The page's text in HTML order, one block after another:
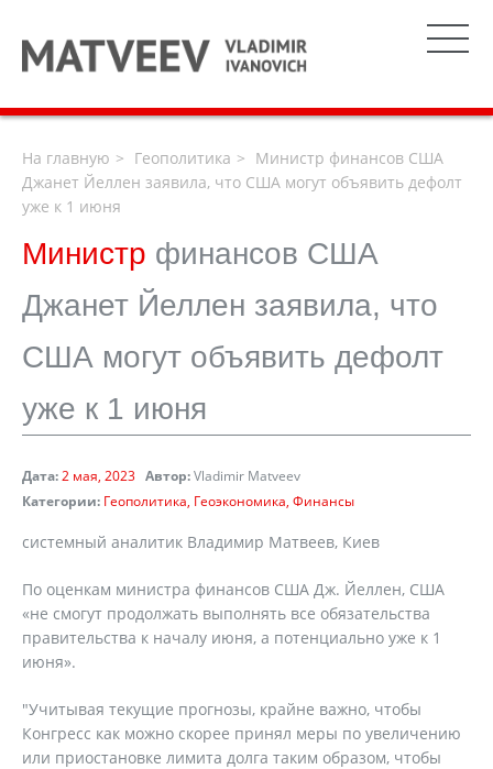
На главную Геополитика
Министр финансов США
Джанет Йеллен заявила, что США могут объявить дефолт
уже к 1 июня
Министр финансов США
Джанет Йеллен заявила, что
США могут объявить дефолт
уже к 1 июня
Дата:2 мая, 2023 Автор:Vladimir Matveev
Категории: Геополитика Геоэкономика Финансы
системный аналитик Владимир Матвеев, Киев
По оценкам министра финансов США Дж. Йеллен, США
«не смогут продолжать выполнять все обязательства
правительства к началу июня, а потенциально уже к 1
июня».
"Учитывая текущие прогнозы, крайне важно, чтобы
Конгресс как можно скорее принял меры по увеличению
или приостановке лимита долга таким образом, чтобы